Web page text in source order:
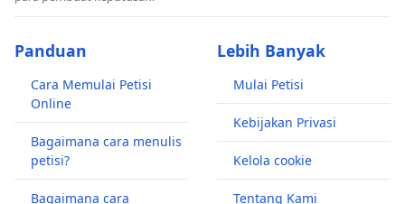
Panduan
Cara Memulai Petisi
Online
Bagaimana cara menulis
petisi?
Bagaimana cara
Lebih Banyak
Mulai Petisi
Kebijakan Privasi
Kelola cookie
Tentang Kami